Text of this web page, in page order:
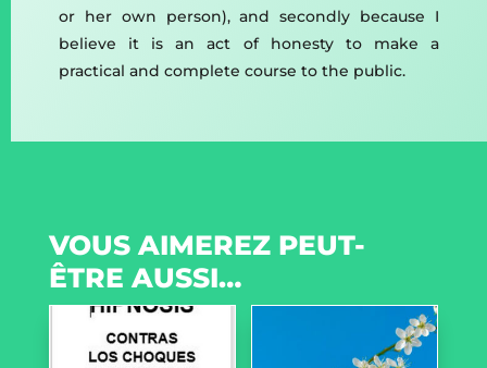
or her own person), and secondly because I
believe it is an act of honesty to make a
practical and complete course to the public.
VOUS AIMEREZ PEUT-
ÊTRE AUSSI…